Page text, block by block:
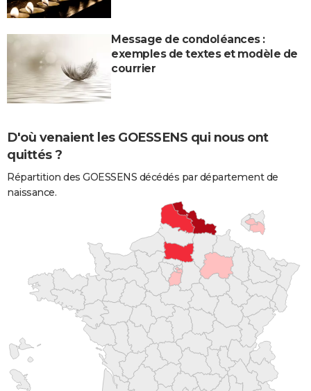
Message de condoléances :
exemples de textes et modèle de
courrier
D'où venaient les GOESSENS qui nous ont
quittés ?
Répartition des GOESSENS décédés par département de
naissance.